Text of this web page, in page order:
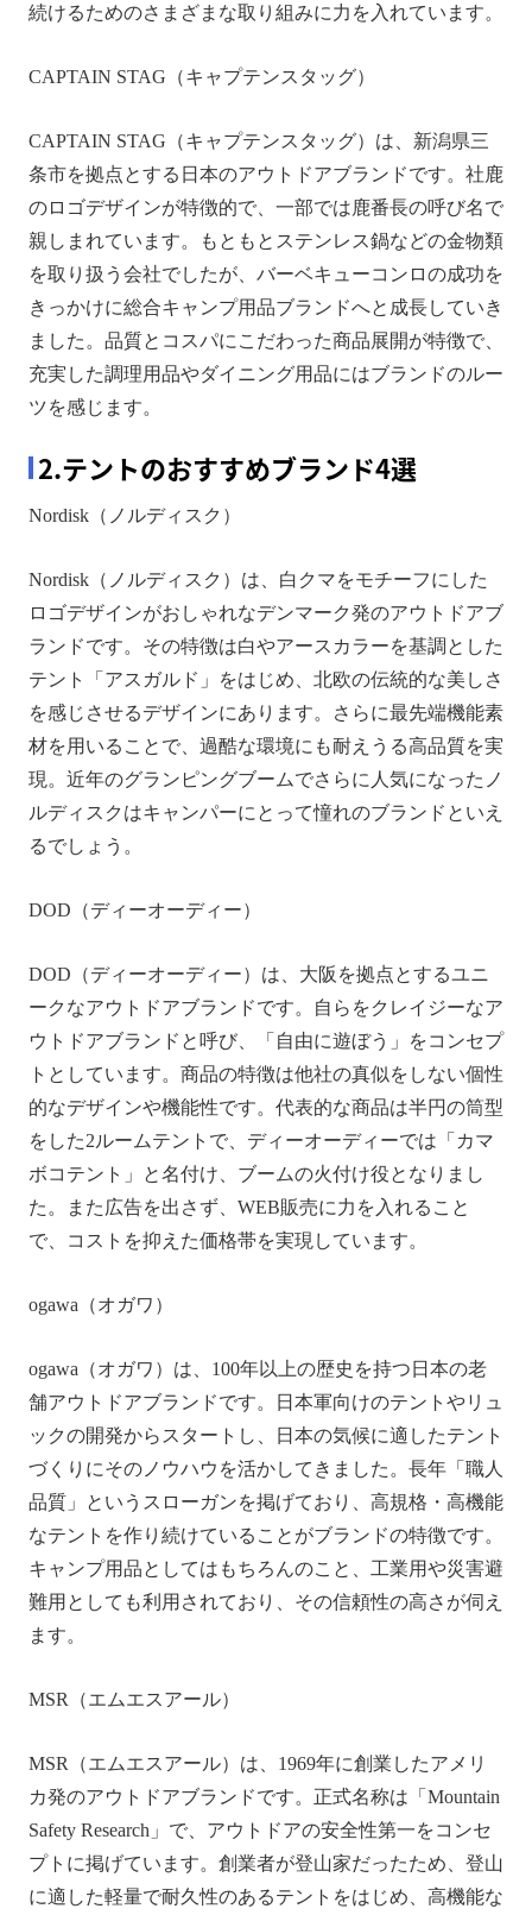
続けるためのさまざまな取り組みに力を入れています。
CAPTAIN STAG（キャプテンスタッグ）
CAPTAIN STAG（キャプテンスタッグ）は、新潟県三
条市を拠点とする日本のアウトドアブランドです。社鹿
のロゴデザインが特徴的で、一部では鹿番長の呼び名で
親しまれています。もともとステンレス鍋などの金物類
を取り扱う会社でしたが、バーベキューコンロの成功を
きっかけに総合キャンプ用品ブランドへと成長していき
ました。品質とコスパにこだわった商品展開が特徴で、
充実した調理用品やダイニング用品にはブランドのルー
ツを感じます。
2.テントのおすすめブランド4選
Nordisk（ノルディスク）
Nordisk（ノルディスク）は、白クマをモチーフにした
ロゴデザインがおしゃれなデンマーク発のアウトドアブ
ランドです。その特徴は白やアースカラーを基調とした
テント「アスガルド」をはじめ、北欧の伝統的な美しさ
を感じさせるデザインにあります。さらに最先端機能素
材を用いることで、過酷な環境にも耐えうる高品質を実
現。近年のグランピングブームでさらに人気になったノ
ルディスクはキャンパーにとって憧れのブランドといえ
るでしょう。
DOD（ディーオーディー）
DOD（ディーオーディー）は、大阪を拠点とするユニ
ークなアウトドアブランドです。自らをクレイジーなア
ウトドアブランドと呼び、「自由に遊ぼう」をコンセプ
トとしています。商品の特徴は他社の真似をしない個性
的なデザインや機能性です。代表的な商品は半円の筒型
をした2ルームテントで、ディーオーディーでは「カマ
ボコテント」と名付け、ブームの火付け役となりまし
た。また広告を出さず、WEB販売に力を入れること
で、コストを抑えた価格帯を実現しています。
ogawa（オガワ）
ogawa（オガワ）は、100年以上の歴史を持つ日本の老
舗アウトドアブランドです。日本軍向けのテントやリュ
ックの開発からスタートし、日本の気候に適したテント
づくりにそのノウハウを活かしてきました。長年「職人
品質」というスローガンを掲げており、高規格・高機能
なテントを作り続けていることがブランドの特徴です。
キャンプ用品としてはもちろんのこと、工業用や災害避
難用としても利用されており、その信頼性の高さが伺え
ます。
MSR（エムエスアール）
MSR（エムエスアール）は、1969年に創業したアメリ
カ発のアウトドアブランドです。正式名称は「Mountain
Safety Research」で、アウトドアの安全性第一をコンセ
プトに掲げています。創業者が登山家だったため、登山
に適した軽量で耐久性のあるテントをはじめ、高機能な